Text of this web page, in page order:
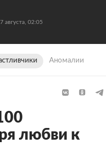
7 августа, 02:05
Аномалии
любви к